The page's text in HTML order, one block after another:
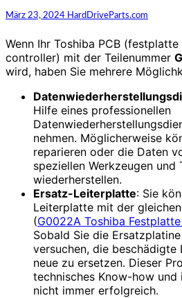
März 23, 2024 HardDriveParts.com
Wenn Ihr Toshiba PCB
controller) mit der Teilenummer
wird, haben Sie mehrere
Hilfe eines professionellen
nehmen. Möglicherweise
reparieren oder die Daten
speziellen Werkzeugen und
wiederherstellen.
Ersatz-Leiterplatte: Sie
Leiterplatte mit der
(G0022A Toshiba
Sobald Sie die
versuchen, die
neue zu ersetzen. Dieser
technisches Know-how
nicht immer erfolgreich.